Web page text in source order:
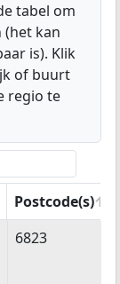
tabel om
kan
is). Klik
of buurt
regio te
Postcode(s)
Postcode(s)
6823